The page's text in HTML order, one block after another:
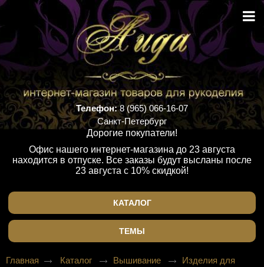
Телефон:8 (965) 066-16-07
Санкт-Петербург
Дорогие покупатели!
Офис нашего интернет-магазина до 23 августа
находится в отпуске. Все заказы будут высланы после
23 августа с 10% скидкой!
КАТАЛОГ
ТЕМЫ
Главная Каталог Вышивание
Изделия для